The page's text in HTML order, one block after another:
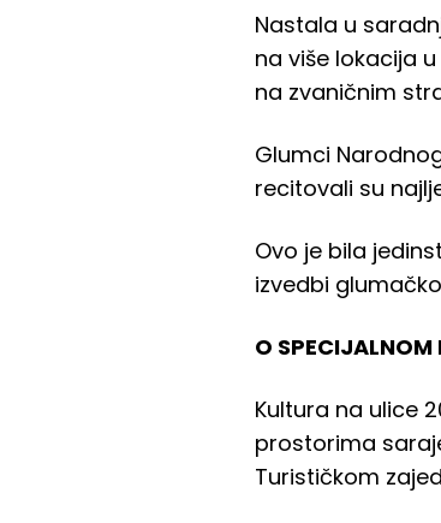
Nastala u
na više lokacija
na zvaničnim
Glumci
recitovali su
Ovo je bila
izvedbi
O SPECIJALNOM
Kultura na ulice
prostorima
Turističkom